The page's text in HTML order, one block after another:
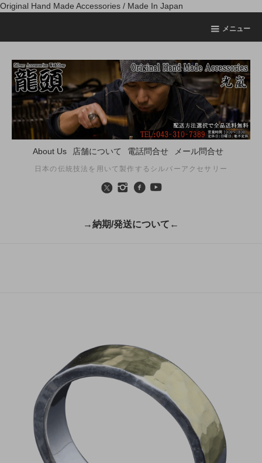
Original Hand Made Accessories / Made In Japan
メニュー
About Us 店舗について 電話問合せ メール問合せ
日本の伝統技法を用いて製作するシルバーアクセサリー
→納期/発送について←